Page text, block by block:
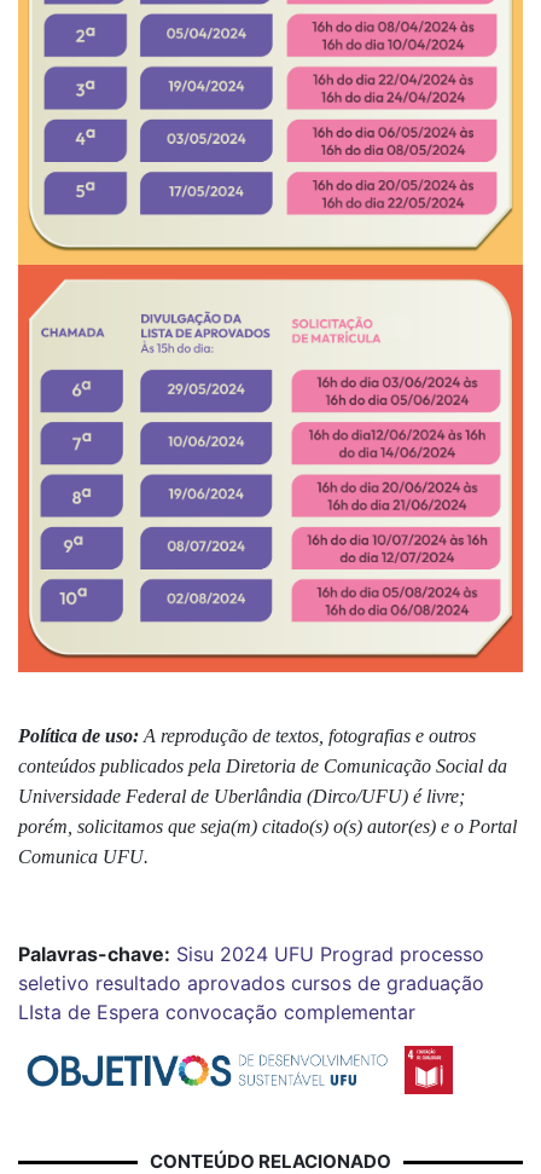
Política de uso: A reprodução de textos, fotografias e outros
conteúdos publicados pela Diretoria de Comunicação Social da
Universidade Federal de Uberlândia (Dirco/UFU) é livre;
porém, solicitamos que seja(m) citado(s) o(s) autor(es) e o Portal
Comunica UFU.
Palavras-chave: Sisu 2024 UFU Prograd processo
seletivo resultado aprovados cursos de graduação
LIsta de Espera convocação complementar
CONTEÚDO RELACIONADO